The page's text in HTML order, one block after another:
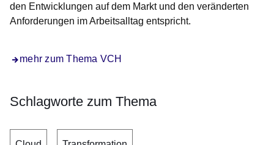
den Entwicklungen auf dem Markt und den veränderten
Anforderungen im Arbeitsalltag entspricht.
mehr zum Thema VCH
Schlagworte zum Thema